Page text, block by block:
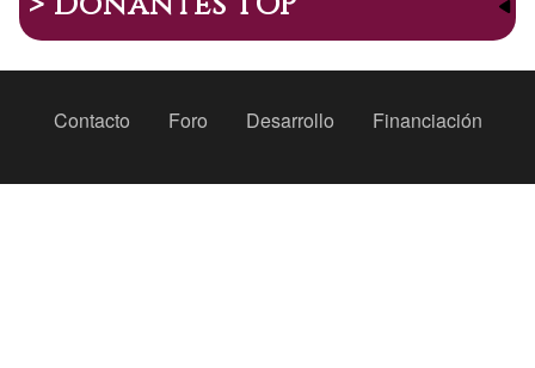
PeuContacto Foro Desarrollo Financiación